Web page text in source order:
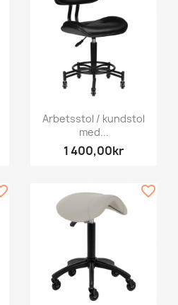
Arbetsstol / kundstol
med...
1 400,00kr
favorite_border